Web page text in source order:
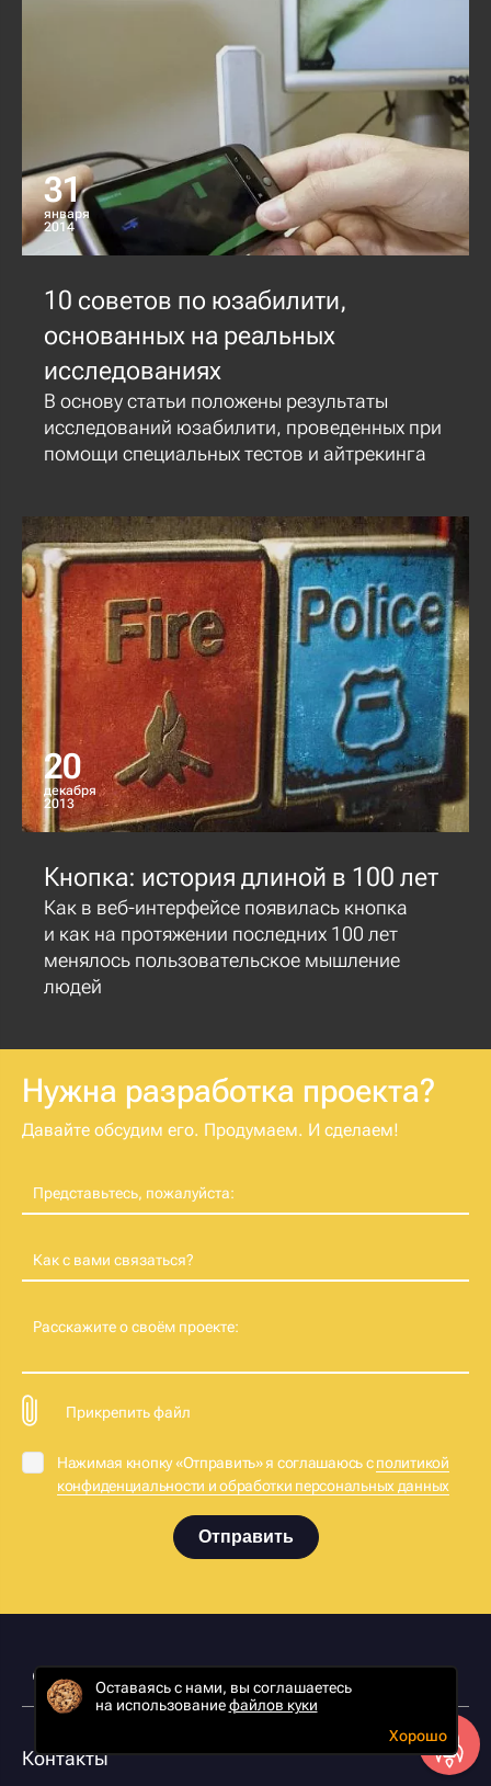
31
января
2014
10 советов по юзабилити,
основанных на реальных
исследованиях
В основу статьи положены результаты
исследований юзабилити, проведенных при
помощи специальных тестов и айтрекинга
20
декабря
2013
Кнопка: история длиной в 100 лет
Как в веб-интерфейсе появилась кнопка
и как на протяжении последних 100 лет
менялось пользовательское мышление
людей
Нужна разработка проекта?
Давайте обсудим его. Продумаем. И сделаем!
Представьтесь, пожалуйста:
Как с вами связаться?
Расскажите о своём проекте:
Прикрепить файл
Нажимая кнопку «Отправить» я соглашаюсь сполитикой
конфиденциальности и обработки персональных данных
Отправить
Оставаясь с нами, вы соглашаетесь
на использованиефайлов куки
Хорошо
Контакты